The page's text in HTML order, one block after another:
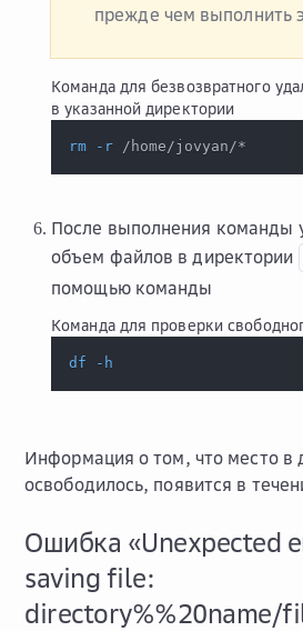
прежде чем выполнить
Команда для безвозвратного
в указанной директории
rm -r /home/jovyan/*
После выполнения команды
объем файлов в директории
помощью команды
Команда для проверки
df -h
Информация о том, что место в
освободилось, появится в
Ошибка «Unexpected
saving file:
directory%%20name/